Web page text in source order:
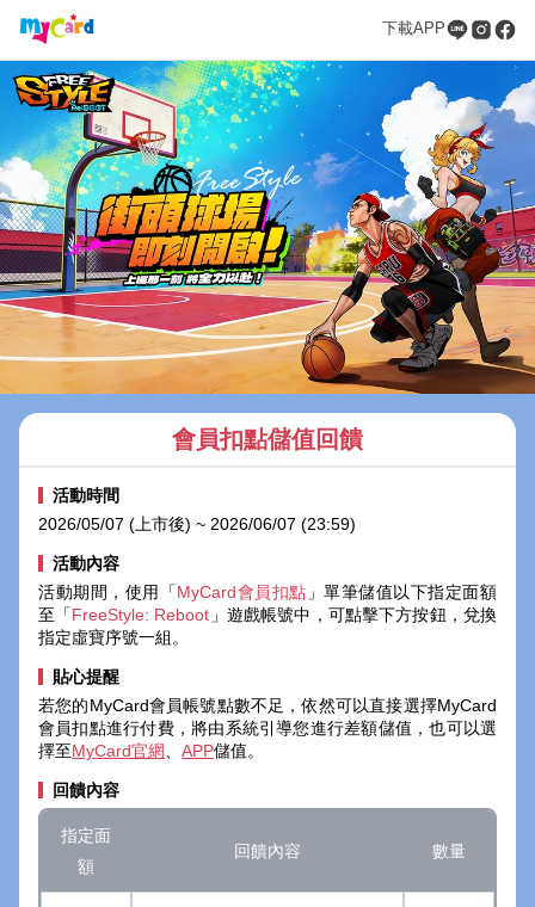
下載APP
會員扣點儲值回饋
活動時間
2026/05/07 (上市後) ~ 2026/06/07 (23:59)
活動內容
活動期間，使用「MyCard會員扣點 」單筆儲值以下指定面額
至「FreeStyle: Reboot 」遊戲帳號中，可點擊下方按鈕，兌換
指定虛寶序號一組。
貼心提醒
若您的MyCard會員帳號點數不足，依然可以直接選擇MyCard
會員扣點進行付費，將由系統引導您進行差額儲值，也可以選
擇至MyCard官網 APP儲值。
回饋內容
指定面
額
回饋內容 數量